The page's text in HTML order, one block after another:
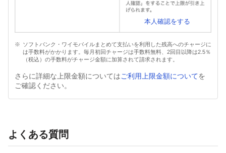
本人確認をする
ソフトバンク・ワイモバイルまとめて支払いを利用した残高へのチャージに
は手数料がかかります。毎月初回チャージは手数料無料、2回目以降は2.5％
（税込）の手数料がチャージ金額に加算されて請求されます。
さらに詳細な上限金額についてはご利用上限金額についてを
ご確認ください。
よくある質問